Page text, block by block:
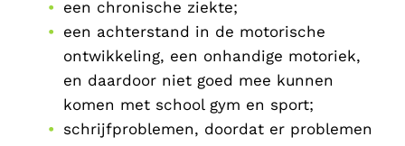
een chronische ziekte;
een achterstand in de motorische
ontwikkeling, een onhandige motoriek,
en daardoor niet goed mee kunnen
komen met school gym en sport;
schrijfproblemen, doordat er problemen